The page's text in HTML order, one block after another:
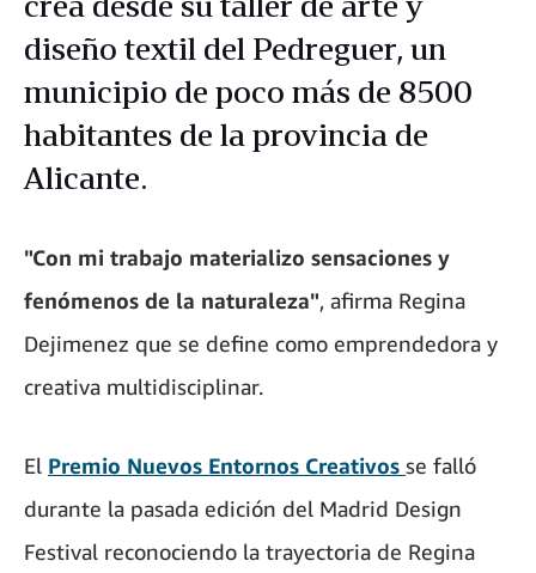
diseño textil del Pedreguer, un
municipio de poco más de 8500
habitantes de la provincia de
Alicante.
"Con mi trabajo materializo sensaciones y
fenómenos de la naturaleza", afirma Regina
Dejimenez que se define como emprendedora y
creativa multidisciplinar.
El Premio Nuevos Entornos Creativos se falló
durante la pasada edición del Madrid Design
Festival reconociendo la trayectoria de Regina